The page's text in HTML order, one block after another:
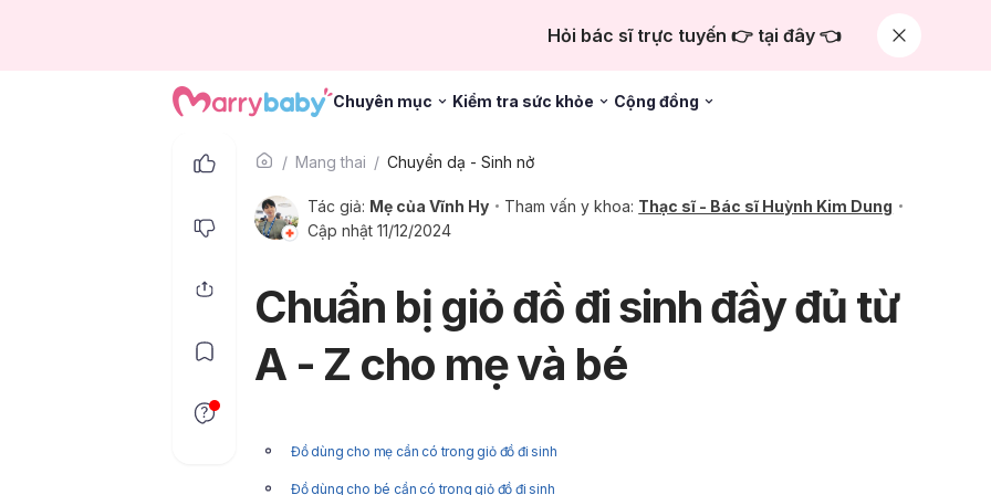
Hỏi bác sĩ trực tuyến 👉 tại đây 👈
Chuyên mục Kiểm tra sức khỏe Cộng đồng
Mang thai Chuyển dạ - Sinh nở
Tác giả: Mẹ của Vĩnh Hy Tham vấn y khoa: Thạc sĩ - Bác sĩ Huỳnh Kim Dung
Cập nhật 11/12/2024
Chuẩn bị giỏ đồ đi sinh đầy đủ từ
A - Z cho mẹ và bé
Đồ dùng cho mẹ cần có trong giỏ đồ đi sinh
Đồ dùng cho bé cần có trong giỏ đồ đi sinh